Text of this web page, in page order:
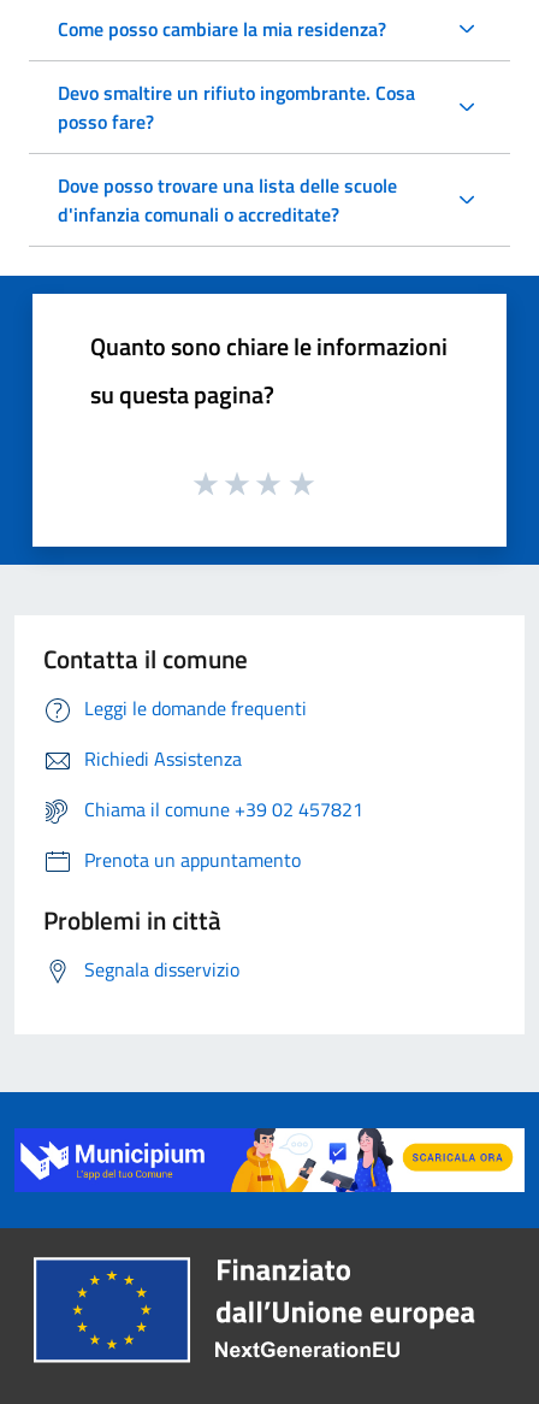
Come posso cambiare la mia residenza?
Devo smaltire un rifiuto ingombrante. Cosa
posso fare?
Dove posso trovare una lista delle scuole
d'infanzia comunali o accreditate?
Quanto sono chiare le informazioni
su questa pagina?
Contatta il comune
Leggi le domande frequenti
Richiedi Assistenza
Chiama il comune +39 02 457821
Prenota un appuntamento
Problemi in città
Segnala disservizio